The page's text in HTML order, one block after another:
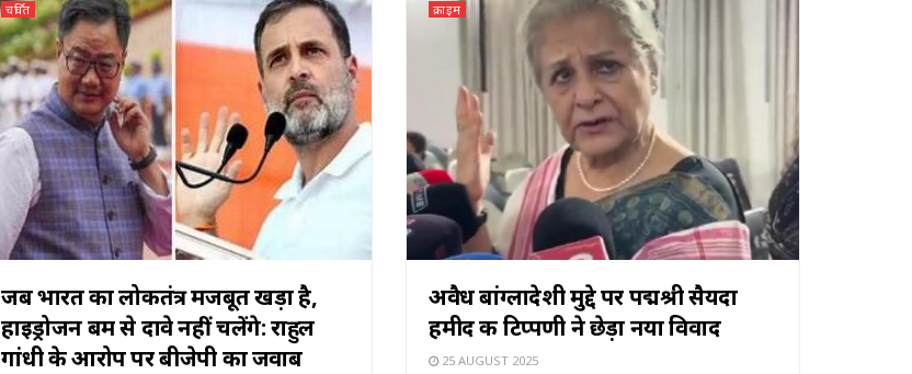
चर्चित
जब भारत का लोकतंत्र मजबूत खड़ा है,
हाइड्रोजन बम से दावे नहीं चलेंगे: राहुल
गांधी के आरोप पर बीजेपी का जवाब
क्राइम
अवैध बांग्लादेशी मुद्दे पर पद्मश्री सैयदा
हमीद की टिप्पणी ने छेड़ा नया विवाद
25 AUGUST 2025